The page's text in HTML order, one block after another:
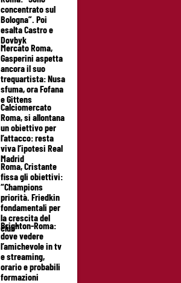
concentrato sul
Bologna”. Poi
esalta Castro e
Dovbyk
Mercato Roma,
Gasperini aspetta
ancora il suo
trequartista: Nusa
sfuma, ora Fofana
e Gittens
Calciomercato
Roma, si allontana
un obiettivo per
l’attacco: resta
viva l’ipotesi Real
Madrid
Roma, Cristante
fissa gli obiettivi:
“Champions
priorità. Friedkin
fondamentali per
la crescita del
club”
Brighton-Roma:
dove vedere
l’amichevole in tv
e streaming,
orario e probabili
formazioni